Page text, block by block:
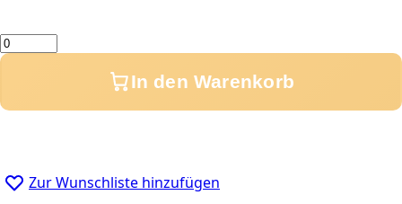
Menge
In den Warenkorb
Zur Wunschliste hinzufügen